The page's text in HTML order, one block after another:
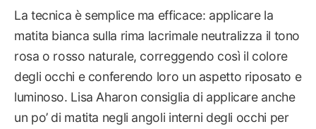
La tecnica è semplice ma efficace: applicare la
matita bianca sulla rima lacrimale neutralizza il tono
rosa o rosso naturale, correggendo così il colore
degli occhi e conferendo loro un aspetto riposato e
luminoso. Lisa Aharon consiglia di applicare anche
un po’ di matita negli angoli interni degli occhi per